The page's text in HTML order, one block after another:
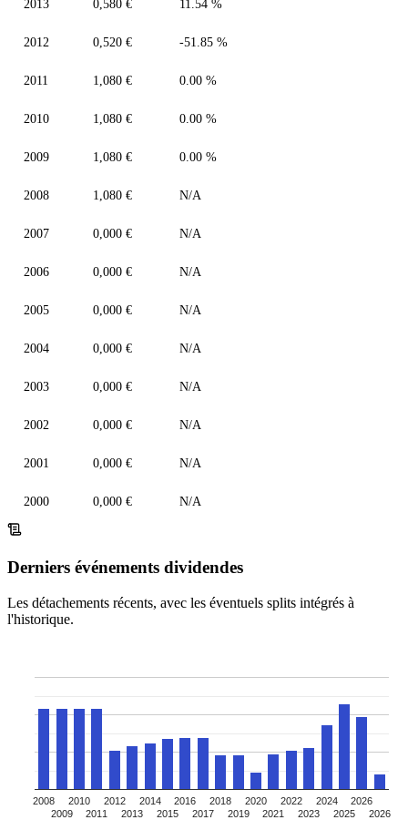
2013 0,580 € 11.54 %
2012 0,520 € -51.85 %
2011 1,080 € 0.00 %
2010 1,080 € 0.00 %
2009 1,080 € 0.00 %
2008 1,080 € N/A
2007 0,000 € N/A
2006 0,000 € N/A
2005 0,000 € N/A
2004 0,000 € N/A
2003 0,000 € N/A
2002 0,000 € N/A
2001 0,000 € N/A
2000 0,000 € N/A
Derniers événements dividendes
Les détachements récents, avec les éventuels splits intégrés à
l'historique.
2008
2009
2010
2011
2012
2013
2014
2015
2016
2017
2018
2019
2020
2021
2022
2023
2024
2025
2026
2026